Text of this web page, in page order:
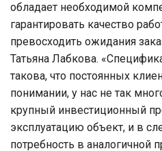
обладает необходимой
гарантировать качество
превосходить ожидания
Татьяна Лабкова.
такова, что постоянных
понимании, у нас не так
крупный инвестиционный
эксплуатацию объект, и в
потребность в аналогичной